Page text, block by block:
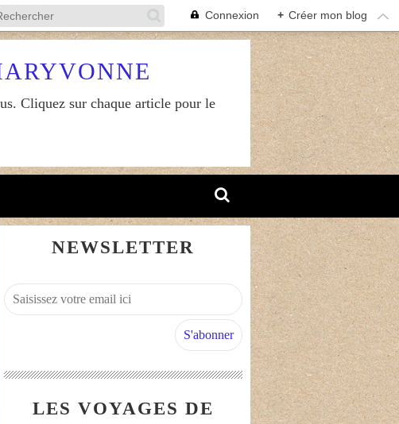
Connexion + Créer mon blog
Cliquez sur chaque article pour le
NEWSLETTER
LES VOYAGES DE